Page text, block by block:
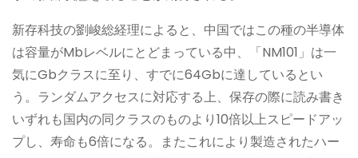
新存科技の劉峻総経理によると、中国ではこの種の半導体
は容量がMbレベルにとどまっている中、「NM101」は一
気にGbクラスに至り、すでに64Gbに達しているとい
う。ランダムアクセスに対応する上、保存の際に読み書き
いずれも国内の同クラスのものより10倍以上スピードアッ
プし、寿命も6倍になる。またこれにより製造されたハー